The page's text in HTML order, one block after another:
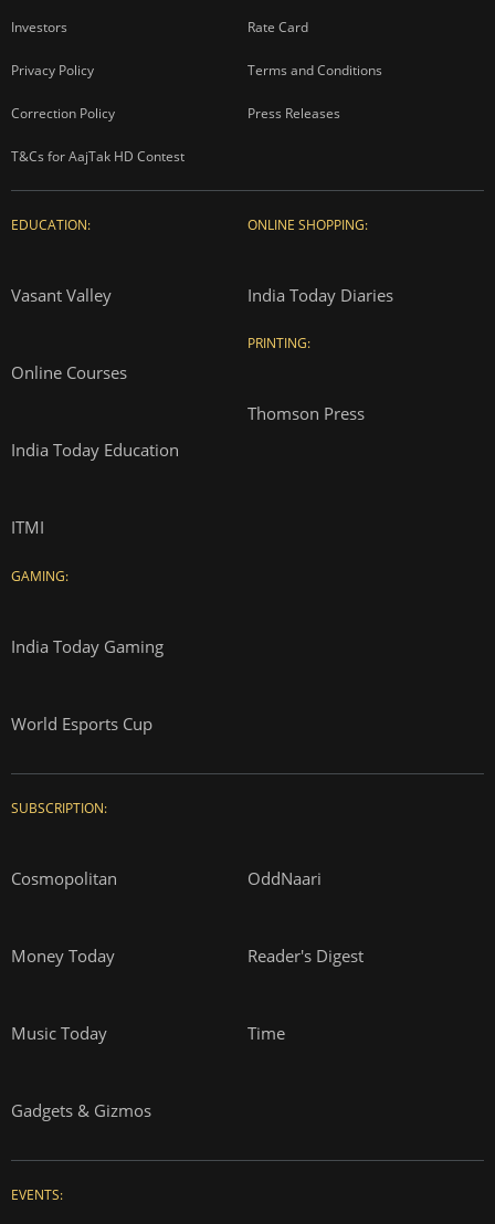
Investors Rate Card
Privacy Policy Terms and Conditions
Correction Policy Press Releases
T&Cs for AajTak HD Contest
EDUCATION:
Vasant Valley
Online Courses
India Today Education
ITMI
GAMING:
India Today Gaming
World Esports Cup
ONLINE SHOPPING:
India Today Diaries
PRINTING:
Thomson Press
SUBSCRIPTION:
Cosmopolitan OddNaari
Money Today Reader's Digest
Music Today Time
Gadgets & Gizmos
EVENTS: